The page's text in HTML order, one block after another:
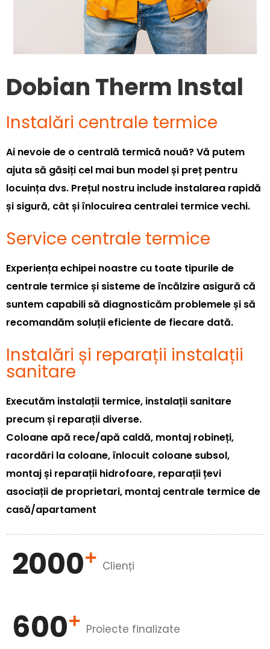
Dobian Therm Instal
Instalări centrale termice
Ai nevoie de o centrală termică nouă? Vă putem
ajuta să găsiți cel mai bun model și preț pentru
locuința dvs. Prețul nostru include instalarea rapidă
și sigură, cât și înlocuirea centralei termice vechi.
Service centrale termice
Experiența echipei noastre cu toate tipurile de
centrale termice și sisteme de încălzire asigură că
suntem capabili să diagnosticăm problemele și să
recomandăm soluții eficiente de fiecare dată.
Instalări și reparații instalații
sanitare
Executăm instalații termice, instalații sanitare
precum și reparații diverse.
Coloane apă rece/apă caldă, montaj robineți,
racordări la coloane, înlocuit coloane subsol,
montaj și reparații hidrofoare, reparații țevi
asociații de proprietari, montaj centrale termice de
casă/apartament
2000 Clienți
600 Proiecte finalizate